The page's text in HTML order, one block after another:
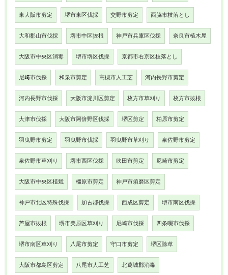
東大阪市剪定 堺市東区伐採 交野市剪定 西脇市枝落とし
大和郡山市伐採 堺市中区抜根 神戸市兵庫区伐採 奈良市植木屋
大阪市中央区消毒 堺市堺区伐採 京都市右京区枝落とし
尼﨑市伐採 和泉市剪定 高槻市人工芝 河内長野市剪定
河内長野市伐採 大阪市淀川区剪定 枚方市草刈り 枚方市抜根
大津市伐採 大阪市阿倍野区伐採 堺区剪定 柏原市剪定
羽曳野市剪定 羽曳野市伐採 羽曳野市草刈り 泉佐野市剪定
泉佐野市草刈り 堺市西区伐採 吹田市剪定 尼崎市剪定
大阪市中央区植栽 橿原市剪定 神戸市須磨区剪定
神戸市北区特殊伐採 加古郡伐採 西成区剪定 堺市南区伐採
芦屋市抜根 堺市美原区草刈り 尼崎市伐採 四条畷市伐採
堺市南区草刈り 八尾市剪定 守口市剪定 堺区除草
大阪市都島区剪定 八尾市人工芝 北葛城郡消毒